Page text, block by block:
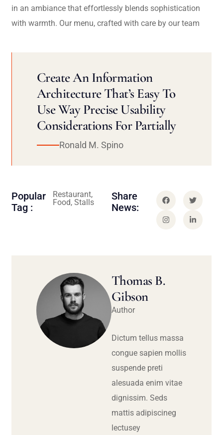
in an ambiance that effortlessly blends sophistication
with warmth. Our menu, crafted with care by our team
Create An Information
Architecture That’s Easy To
Use Way Precise Usability
Considerations For Partially
Ronald M. Spino
Popular
Tag :
Restaurant,
Food, Stalls
Share
News:
Thomas B.
Gibson
Author
Dictum tellus massa
congue sapien mollis
suspende preti
alesuada enim vitae
dignissim. Seds
mattis adipiscineg
lectusey